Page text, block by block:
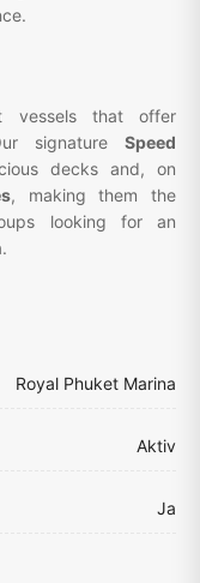
vessels that offer
signature Speed
decks and, on
, making them the
looking for an
Royal Phuket Marina
Aktiv
Ja